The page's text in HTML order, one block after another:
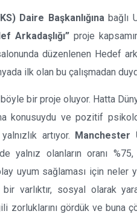
Daire Başkanlığınabağlı
Arkadaşlığı”proje
düzenlenen Hedef
ilk olan bu çalışmadan
bir proje oluyor. Hatta
konusuydu ve pozitif
artıyor. Manchester
yalnız olanların oranı
uyum sağlaması için neler
varlıktır, sosyal olarak
zorluklarını gördük ve buna